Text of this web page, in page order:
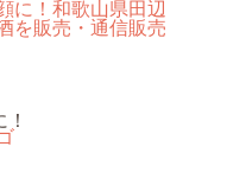
に！和歌山県田辺
を販売・通信販売